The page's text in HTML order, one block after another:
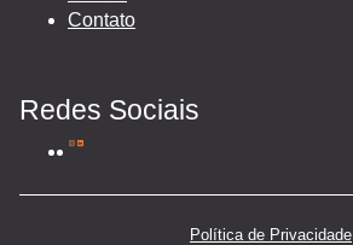
Contato
Redes Sociais
Política de Privacidade